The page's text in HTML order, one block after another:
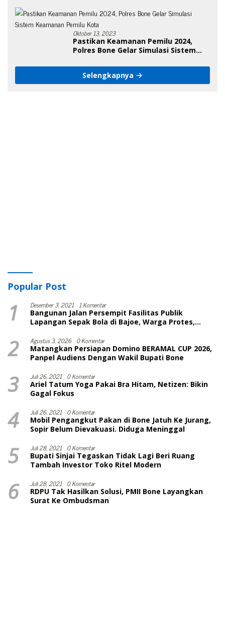
Oktober 13, 2023
Pastikan Keamanan Pemilu 2024,
Polres Bone Gelar Simulasi Sistem
Selengkapnya
Popular Post
1 Desember 3, 2021 1 Komentar
Bangunan Jalan Persempit Fasilitas Publik
Lapangan Sepak Bola di Bajoe, Warga Protes,
2 Agustus 3, 2026 0 Komentar
Matangkan Persiapan Domino BERAMAL CUP 2026,
Panpel Audiens Dengan Wakil Bupati Bone
3 Juli 26, 2021 0 Komentar
Ariel Tatum Yoga Pakai Bra Hitam, Netizen: Bikin
Gagal Fokus
4 Juli 26, 2021 0 Komentar
Mobil Pengangkut Pakan di Bone Jatuh Ke Jurang,
Sopir Belum Dievakuasi. Diduga Meninggal
5 Juli 28, 2021 0 Komentar
Bupati Sinjai Tegaskan Tidak Lagi Beri Ruang
Tambah Investor Toko Ritel Modern
6 Juli 28, 2021 0 Komentar
RDPU Tak Hasilkan Solusi, PMII Bone Layangkan
Surat Ke Ombudsman